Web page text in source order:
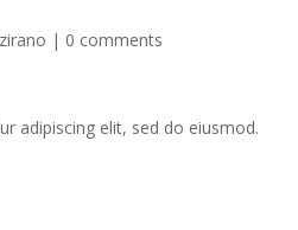
| 0 comments
adipiscing elit, sed do eiusmod.